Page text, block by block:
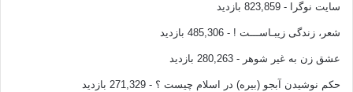
سایت نوگرا - 823,859 بازدید
شعر، زندگی زیبـاســـت ! - 485,306 بازدید
عشق زن به غیر شوهر - 280,263 بازدید
حکم نوشیدن آبجو (بیره) در اسلام چیست ؟ - 271,329 بازدید